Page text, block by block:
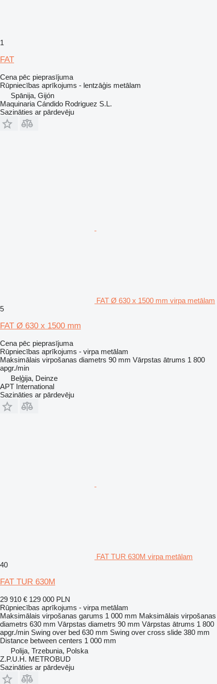
1
FAT
Cena pēc pieprasījuma
Rūpniecības aprīkojums - lentzāģis metālam
Spānija, Gijón
Maquinaria Cándido Rodriguez S.L.
Sazināties ar pārdevēju
FAT Ø 630 x 1500 mm virpa metālam
5
FAT Ø 630 x 1500 mm
Cena pēc pieprasījuma
Rūpniecības aprīkojums - virpa metālam
Maksimālais virpošanas diametrs 90 mm Vārpstas ātrums 1 800
apgr./min
Beļģija, Deinze
APT International
Sazināties ar pārdevēju
FAT TUR 630M virpa metālam
40
FAT TUR 630M
29 910 € 129 000 PLN
Rūpniecības aprīkojums - virpa metālam
Maksimālais virpošanas garums 1 000 mm Maksimālais virpošanas
diametrs 630 mm Vārpstas diametrs 90 mm Vārpstas ātrums 1 800
apgr./min Swing over bed 630 mm Swing over cross slide 380 mm
Distance between centers 1 000 mm
Polija, Trzebunia, Polska
Z.P.U.H. METROBUD
Sazināties ar pārdevēju